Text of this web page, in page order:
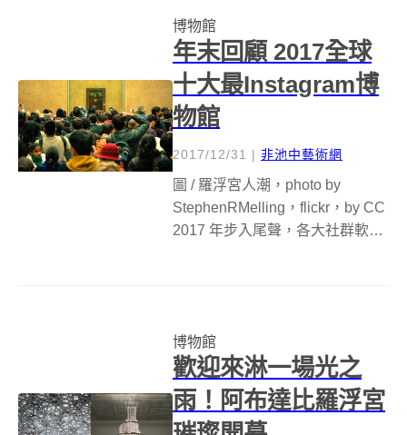
化，像是去年由丹麥建築...
博物館
年末回顧 2017全球
十大最Instagram博
物館
2017/12/31 | 非池中藝術網
圖 / 羅浮宮人潮，photo by
StephenRMelling，flickr，by CC
2017 年步入尾聲，各大社群軟體
博物館
歡迎來淋一場光之
雨！阿布達比羅浮宮